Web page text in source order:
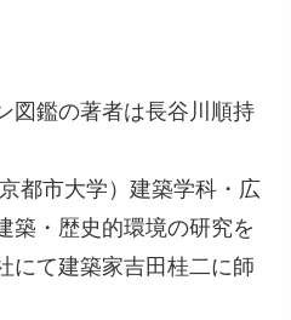
図鑑の著者は長谷川順持
都市大学）建築学科・広
築・歴史的環境の研究を
にて建築家吉田桂二に師